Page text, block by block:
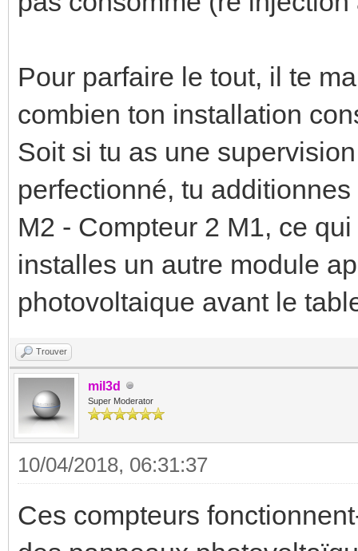
Pour parfaire le tout, il te
combien ton installation
Soit si tu as une
perfectionné, tu
M2 - Compteur 2 M1, ce
installes un autre module
photovoltaique avant le
Trouver
mil3d
Super Moderator
10/04/2018, 06:31:37
Ces compteurs